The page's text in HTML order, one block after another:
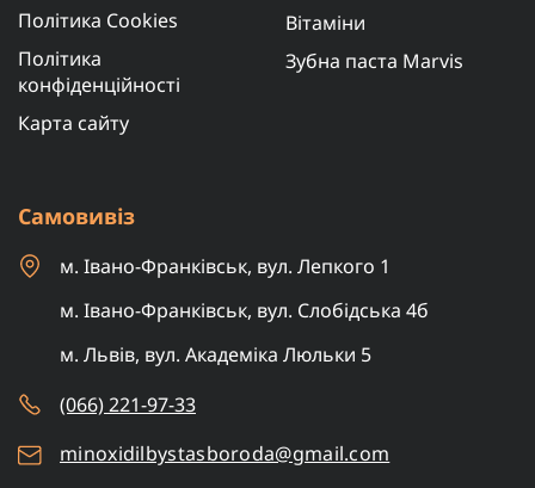
Політика Cookies
Політика
конфіденційності
Карта сайту
Вітаміни
Зубна паста Marvis
Самовивіз
м. Івано-Франківськ, вул. Лепкого 1
м. Івано-Франківськ, вул. Слобідська 4б
м. Львів, вул. Академіка Люльки 5
(066) 221-97-33
minoxidilbystasboroda@gmail.com